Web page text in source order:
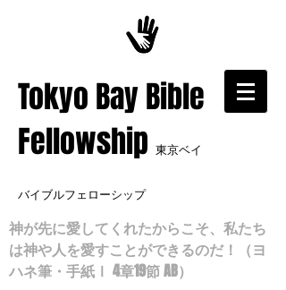
​Tokyo Bay Bible
Fellowship 東京ベイ
バイブルフェローシップ
神が先に愛してくれたからこそ、私たち
は神や人を愛すことができるのだ！（ヨ
ハネ筆・手紙Ⅰ 4章19節 AB）